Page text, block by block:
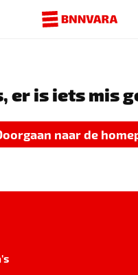
er is iets mis
naar de